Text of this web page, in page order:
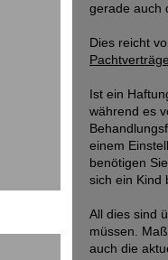
gerade auch
Dies reicht
Ist ein
während es
einem
benötigen
sich ein Kind
All dies sind
müssen.
auch die